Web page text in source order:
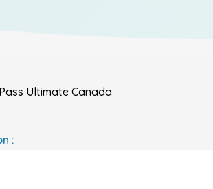
Ultimate Canada
: